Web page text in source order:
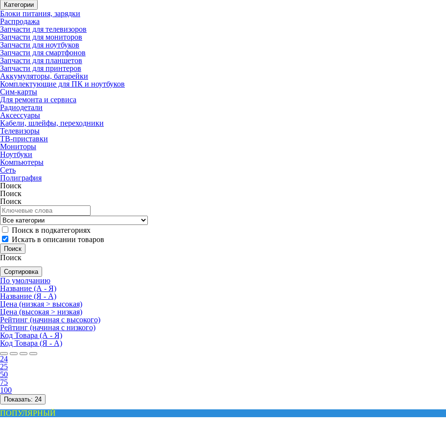
Категории
Блоки питания, зарядки
Распродажа
Запчасти для телевизоров
Запчасти для мониторов
Запчасти для ноутбуков
Запчасти для смартфонов
Запчасти для планшетов
Запчасти для принтеров
Аккумуляторы, батарейки
Комплектующие для ПК и ноутбуков
Сим-карты
Для ремонта и сервиса
Радиодетали
Аксессуары
Кабели, шлейфы, переходники
Телевизоры
ТВ-приставки
Мониторы
Ноутбуки
Компьютеры
Сеть
Полиграфия
Поиск
Поиск
Поиск
Поиск в подкатегориях
Искать в описании товаров
Поиск
Сортировка
По умолчанию
Название (А - Я)
Название (Я - А)
Цена (низкая > высокая)
Цена (высокая > низкая)
Рейтинг (начиная с высокого)
Рейтинг (начиная с низкого)
Код Товара (А - Я)
Код Товара (Я - А)
24
25
50
75
100
Показать: 24
ПОПУЛЯРНЫЙ